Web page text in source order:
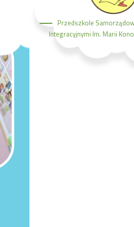
Przedszkole
Integracyjnymi Im. Marii